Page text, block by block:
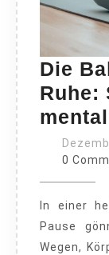
Die
Ruhe:
0
Pause
Wegen,